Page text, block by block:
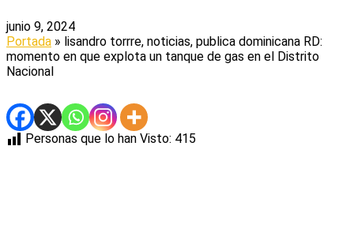
junio 9, 2024
Portada » lisandro torrre, noticias, publica dominicana RD:
momento en que explota un tanque de gas en el Distrito
Nacional
Personas que lo han Visto: 415